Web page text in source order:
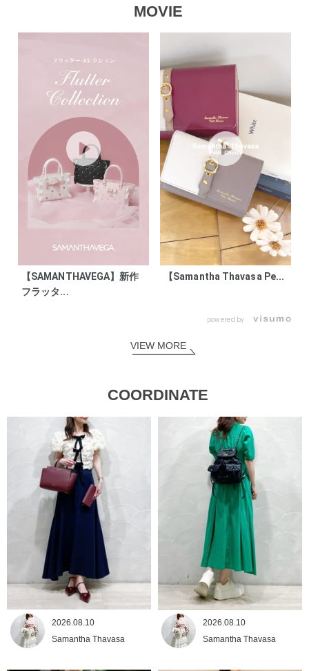
MOVIE
【SAMANTHAVEGA】新作
フラッタ...
【Samantha Thavasa Pe...
powered by
VIEW MORE
COORDINATE
2026.08.10
Samantha Thavasa
2026.08.10
Samantha Thavasa